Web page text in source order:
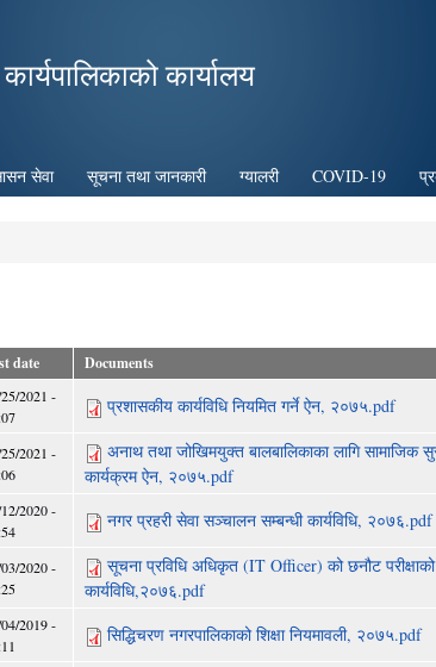
content
कार्यालय
सेवा सूचना तथा जानकारी ग्यालरी COVID-19
date Documents
2021 -
प्रशासकीय कार्यविधि नियमित गर्ने ऐन, २०७५.pdf
2021 -
अनाथ तथा जोखिमयुक्त बालबालिकाका लागि सामाजिक
कार्यक्रम ऐन, २०७५.pdf
2020 -
नगर प्रहरी सेवा सञ्चालन सम्बन्धी कार्यविधि, २०७६.pdf
2020 -
सूचना प्रविधि अधिकृत (IT Officer) को छनौट परीक्षाको
कार्यविधि,२०७६.pdf
2019 -
सिद्धिचरण नगरपालिकाको शिक्षा नियमावली, २०७५.pdf